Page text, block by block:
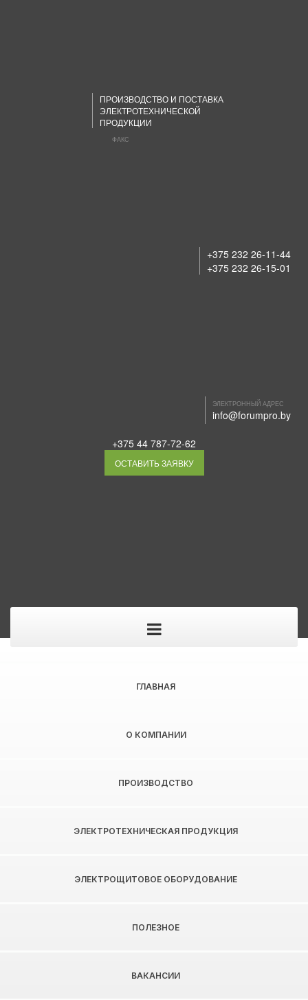
ПРОИЗВОДСТВО И ПОСТАВКА
ЭЛЕКТРОТЕХНИЧЕСКОЙ
ПРОДУКЦИИ
ФАКС
+375 232 26-11-44
+375 232 26-15-01
ЭЛЕКТРОННЫЙ АДРЕС
info@forumpro.by
+375 44 787-72-62
ОСТАВИТЬ ЗАЯВКУ
ГЛАВНАЯ
О КОМПАНИИ
ПРОИЗВОДСТВО
ЭЛЕКТРОТЕХНИЧЕСКАЯ ПРОДУКЦИЯ
ЭЛЕКТРОЩИТОВОЕ ОБОРУДОВАНИЕ
ПОЛЕЗНОЕ
ВАКАНСИИ
НАЗНАЧЕНИЕ И КРАТКАЯ